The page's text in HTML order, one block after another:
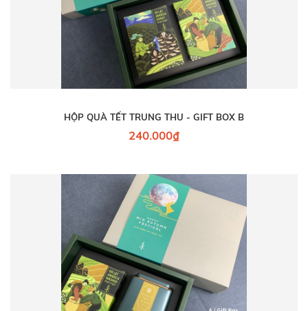
HỘP QUÀ TẾT TRUNG THU - GIFT BOX B
240.000₫